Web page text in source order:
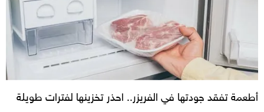
أطعمة تفقد جودتها في الفريزر.. احذر تخزينها لفترات طويلة